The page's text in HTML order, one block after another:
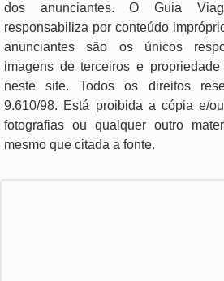
dos anunciantes. O Guia
responsabiliza por conteúdo
anunciantes são os únicos
imagens de terceiros e propriedade
neste site. Todos os direitos
9.610/98. Está proibida a cópia e/
fotografias ou qualquer outro
mesmo que citada a fonte.